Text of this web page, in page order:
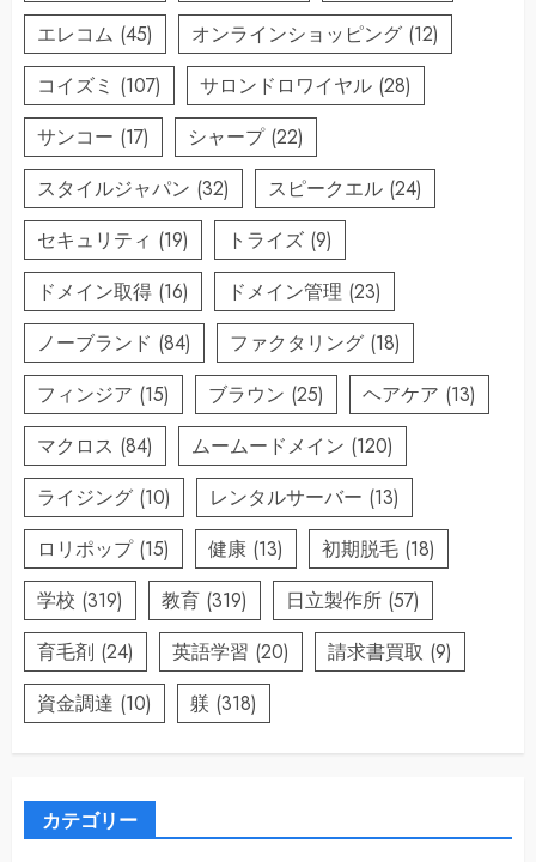
エレコム (45) オンラインショッピング (12)
コイズミ (107) サロンドロワイヤル (28)
サンコー (17) シャープ(22)
スタイルジャパン (32) スピークエル (24)
セキュリティ (19) トライズ (9)
ドメイン取得 (16) ドメイン管理 (23)
ノーブランド (84) ファクタリング (18)
フィンジア (15) ブラウン (25) ヘアケア (13)
マクロス (84) ムームードメイン (120)
ライジング (10) レンタルサーバー (13)
ロリポップ(15) 健康 (13) 初期脱毛 (18)
学校 (319) 教育 (319) 日立製作所 (57)
育毛剤 (24) 英語学習 (20) 請求書買取 (9)
資金調達 (10) 躾 (318)
カテゴリー